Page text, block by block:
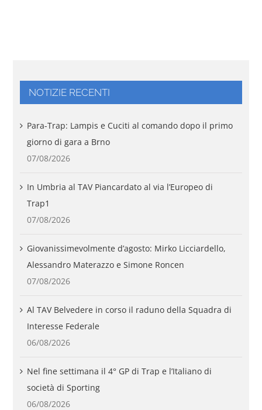
NOTIZIE RECENTI
Para-Trap: Lampis e Cuciti al comando dopo il primo
giorno di gara a Brno
07/08/2026
In Umbria al TAV Piancardato al via l’Europeo di
Trap1
07/08/2026
Giovanissimevolmente d’agosto: Mirko Licciardello,
Alessandro Materazzo e Simone Roncen
07/08/2026
Al TAV Belvedere in corso il raduno della Squadra di
Interesse Federale
06/08/2026
Nel fine settimana il 4° GP di Trap e l’Italiano di
società di Sporting
06/08/2026